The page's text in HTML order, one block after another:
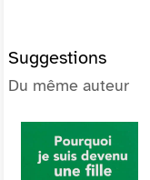
Suggestions
Du même auteur